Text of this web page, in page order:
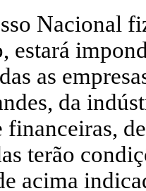
Nacional
estará
as
da
terão
acima